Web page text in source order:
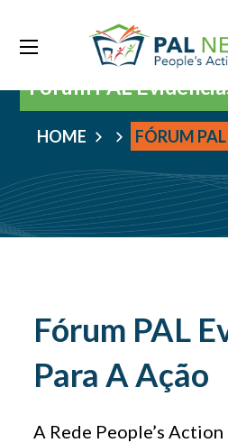
Fórum PAL
HOME
FÓRUM
Fórum PAL
Para A Ação
A Rede People’s